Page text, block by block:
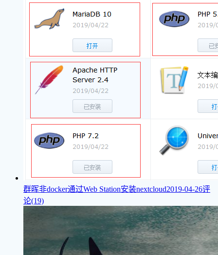
群晖非docker通过Web Station安装nextcloud2019-04-26评
论(19)